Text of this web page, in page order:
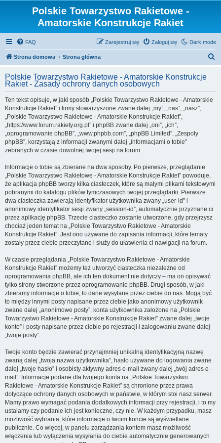
Polskie Towarzystwo Rakietowe -
Amatorskie Konstrukcje Rakiet
Dark mode
FAQ Zaloguj się
Zarejestruj się
Strona domowa Strona główna
k
Polskie Towarzystwo Rakietowe - Amatorskie Konstrukcje
Rakiet - Zasady ochrony danych osobowych
Ten tekst opisuje, w jaki sposób „Polskie Towarzystwo Rakietowe - Amatorskie
Konstrukcje Rakiet” i firmy stowarzyszone zwane dalej „my”, „nas”, „nasz”,
„Polskie Towarzystwo Rakietowe - Amatorskie Konstrukcje Rakiet”,
„https://www.forum.rakiety.org.pl” i phpBB zwane dalej „oni”, „ich”,
„oprogramowanie phpBB”, „www.phpbb.com”, „phpBB Limited”, „Zespoły
phpBB”, korzystają z informacji zwanymi dalej „informacjami o tobie”
zebranych w czasie dowolnej twojej sesji na forum.
Informacje o tobie są zbierane na dwa sposoby. Po pierwsze, przeglądanie
„Polskie Towarzystwo Rakietowe - Amatorskie Konstrukcje Rakiet” powoduje,
że aplikacja phpBB tworzy kilka ciasteczek, które są małymi plikami tekstowymi
pobranymi do katalogu plików tymczasowych twojej przeglądarki. Pierwsze
dwa ciasteczka zawierają identyfikator użytkownika zwany „user-id” i
anonimowy identyfikator sesji zwany „session-id”, automatycznie przyznane ci
przez aplikację phpBB. Trzecie ciasteczko zostanie utworzone, gdy przejrzysz
chociaż jeden temat na „Polskie Towarzystwo Rakietowe - Amatorskie
Konstrukcje Rakiet”. Jest ono używane do zapisania informacji, które tematy
zostały przez ciebie przeczytane i służy do ułatwienia ci nawigacji na forum.
W czasie przeglądania „Polskie Towarzystwo Rakietowe - Amatorskie
Konstrukcje Rakiet” możemy też utworzyć ciasteczka niezależne od
oprogramowania phpBB, ale ich ten dokument nie dotyczy – ma on opisywać
tylko strony stworzone przez oprogramowanie phpBB. Drugi sposób, w jaki
zbieramy informacje o tobie, to dane wysyłane przez ciebie do nas. Mogą być
to między innymi posty napisane przez ciebie jako anonimowy użytkownik
zwane dalej „anonimowe posty”, konta użytkownika założone na „Polskie
Towarzystwo Rakietowe - Amatorskie Konstrukcje Rakiet” zwane dalej „twoje
konto” i posty napisane przez ciebie po rejestracji i zalogowaniu zwane dalej
„twoje posty”.
Twoje konto będzie zawierać przynajmniej unikalną identyfikacyjną nazwę
zwaną dalej „twoja nazwa użytkownika”, hasło używane do logowania zwane
dalej „twoje hasło” i osobisty aktywny adres e-mail zwany dalej „twój adres e-
mail”. Informacje podane dla twojego konta na „Polskie Towarzystwo
Rakietowe - Amatorskie Konstrukcje Rakiet” są chronione przez prawa
dotyczące ochrony danych osobowych w państwie, w którym stoi nasz serwer.
Mamy prawo wymagać podania dodatkowych informacji przy rejestracji, i to my
ustalamy czy podanie ich jest konieczne, czy nie. W każdym przypadku, masz
możliwość wybrania, które informacje o twoim koncie są wyświetlane
publicznie. Co więcej, w panelu zarządzania kontem masz możliwość
włączenia lub wyłączenia wysyłania do ciebie automatycznie generowanych